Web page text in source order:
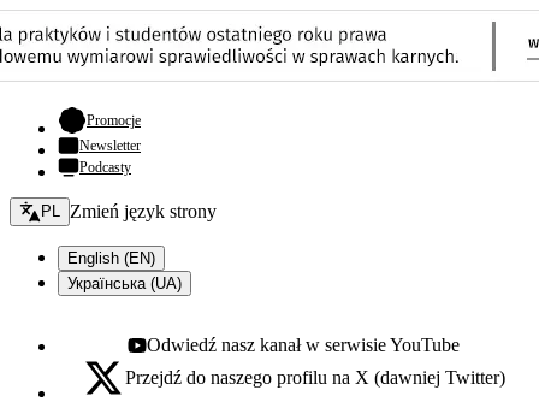
Promocje- otwiera się w nowej karcie
Newsletter
Podcasty
Zmień język - bieżący:
PL Zmień język strony
English (EN)
Українська (UA)
Youtube - otwiera się w nowej karcie
Odwiedź nasz kanał w serwisie YouTube
X - otwiera się w nowej karcie
Przejdź do naszego profilu na X (dawniej Twitter)